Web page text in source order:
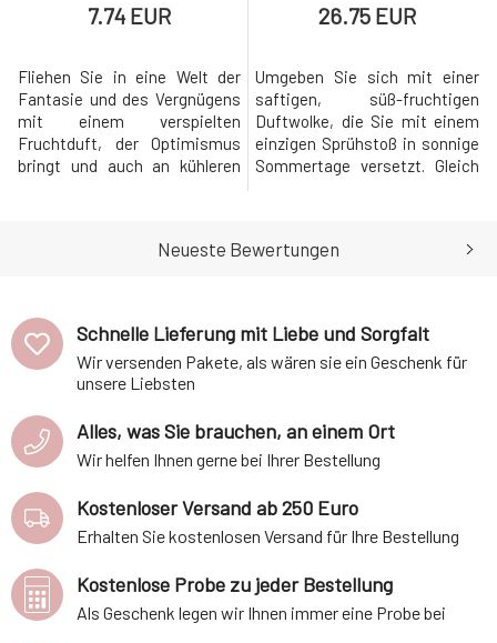
7.74 EUR
Fliehen Sie in eine Welt der
Fantasie und des Vergnügens
mit einem verspielten
Fruchtduft, der Optimismus
bringt und auch an kühleren
Himbeeren und Pfirsichen
durch den durchdringenden
Duft von Johannisbeeren, der
die vanille-k
26.75 EUR
Umgeben Sie sich mit einer
saftigen, süß-fruchtigen
Duftwolke, die Sie mit einem
einzigen Sprühstoß in sonnige
Sommertage versetzt. Gleich
schwarzer Johannisbeere,
den richtigen Pfiff verleiht
Neueste Bewertungen
Schnelle Lieferung mit Liebe und Sorgfalt
Wir versenden Pakete, als wären sie ein Geschenk für
unsere Liebsten
Alles, was Sie brauchen, an einem Ort
Wir helfen Ihnen gerne bei Ihrer Bestellung
Kostenloser Versand ab 250 Euro
Erhalten Sie kostenlosen Versand für Ihre Bestellung
Kostenlose Probe zu jeder Bestellung
Als Geschenk legen wir Ihnen immer eine Probe bei